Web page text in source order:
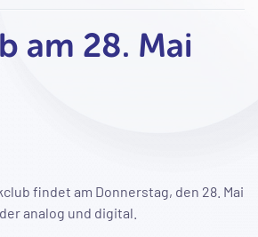
am 28. Mai
findet am Donnerstag, den 28. Mai
analog und digital.